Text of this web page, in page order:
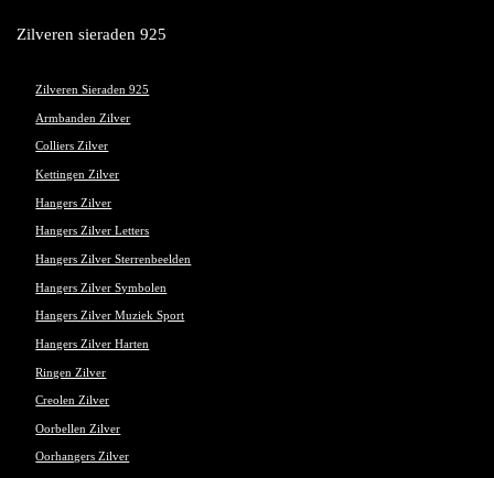
Zilveren sieraden 925
Zilveren Sieraden 925
Armbanden Zilver
Colliers Zilver
Kettingen Zilver
Hangers Zilver
Hangers Zilver Letters
Hangers Zilver Sterrenbeelden
Hangers Zilver Symbolen
Hangers Zilver Muziek Sport
Hangers Zilver Harten
Ringen Zilver
Creolen Zilver
Oorbellen Zilver
Oorhangers Zilver